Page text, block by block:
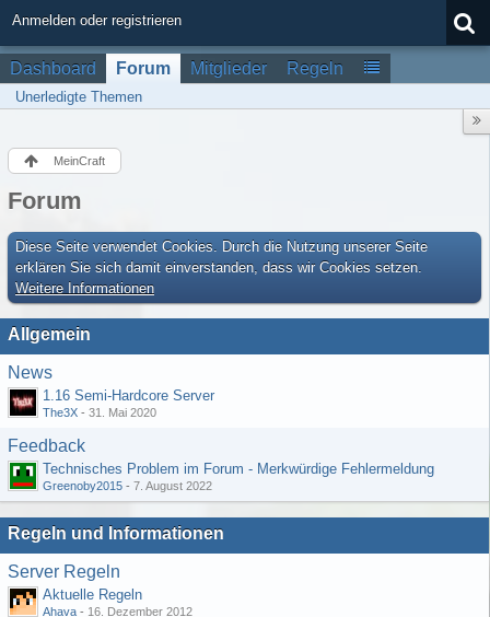
Anmelden oder registrieren
Dashboard Forum Mitglieder Regeln
Unerledigte Themen
MeinCraft
Forum
Diese Seite verwendet Cookies. Durch die Nutzung unserer Seite
erklären Sie sich damit einverstanden, dass wir Cookies setzen.
Weitere Informationen
Allgemein
News
1.16 Semi-Hardcore Server
The3X - 31. Mai 2020
Feedback
Technisches Problem im Forum - Merkwürdige Fehlermeldung
Greenoby2015 - 7. August 2022
Regeln und Informationen
Server Regeln
Aktuelle Regeln
Ahava - 16. Dezember 2012